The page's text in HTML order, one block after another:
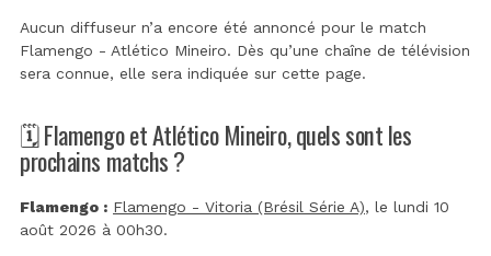
Aucun diffuseur n’a encore été annoncé pour le match
Flamengo - Atlético Mineiro. Dès qu’une chaîne de télévision
sera connue, elle sera indiquée sur cette page.
🗓️ Flamengo et Atlético Mineiro, quels sont les
prochains matchs ?
Flamengo : Flamengo - Vitoria (Brésil Série A), le lundi 10
août 2026 à 00h30.